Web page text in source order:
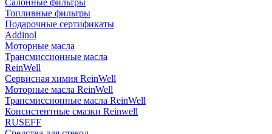
Салонные фильтры
Топливные фильтры
Подарочные сертификаты
Addinol
Моторные масла
Трансмиссионные масла
ReinWell
Сервисная химия ReinWell
Моторные масла ReinWell
Трансмиссионные масла ReinWell
Консистентные смазки Reinwell
RUSEFF